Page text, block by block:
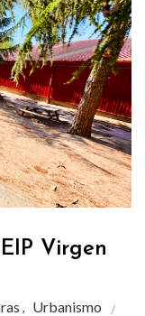
Virgen
, Urbanismo